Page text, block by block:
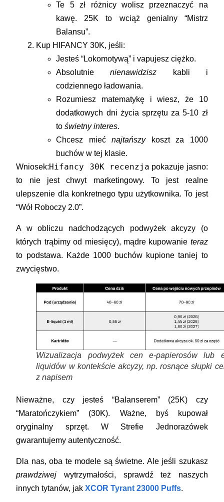
Te 5 zł różnicy wolisz przeznaczyć na
kawę. 25K to wciąż genialny “Mistrz
Balansu”.
Kup HIFANCY 30K, jeśli:
Jesteś “Lokomotywą” i vapujesz ciężko.
Absolutnienienawidzisz kabli i
codziennego ładowania.
Rozumiesz matematykę i wiesz, że 10
dodatkowych dni życia sprzętu za 5-10 zł
toświetny interes.
Chcesz miećnajtańszykoszt za 1000
buchów w tej klasie.
Wniosek:Hifancy 30K recenzja pokazuje jasno:
to nie jest chwyt marketingowy. To jest realne
ulepszenie dla konkretnego typu użytkownika. To jest
“Wół Roboczy 2.0”.
A w obliczu nadchodzących podwyżek akcyzy (o
których trąbimy od miesięcy), mądre kupowanie teraz
to podstawa. Każde 1000 buchów kupione taniej to
zwycięstwo.
Wizualizacja podwyżek cen e-papierosów lub
liquidów w kontekście akcyzy, np. rosnące słupki
z napisem
Nieważne, czy jesteś “Balanserem” (25K) czy
“Maratończykiem” (30K). Ważne, byś kupował
oryginalny sprzęt. W Strefie Jednorazówek
gwarantujemy autentyczność.
Dla nas, oba te modele są świetne. Ale jeśli szukasz
prawdziwej wytrzymałości, sprawdź też naszych
innych tytanów, jakXCOR Tyrant 23000 Puffs.